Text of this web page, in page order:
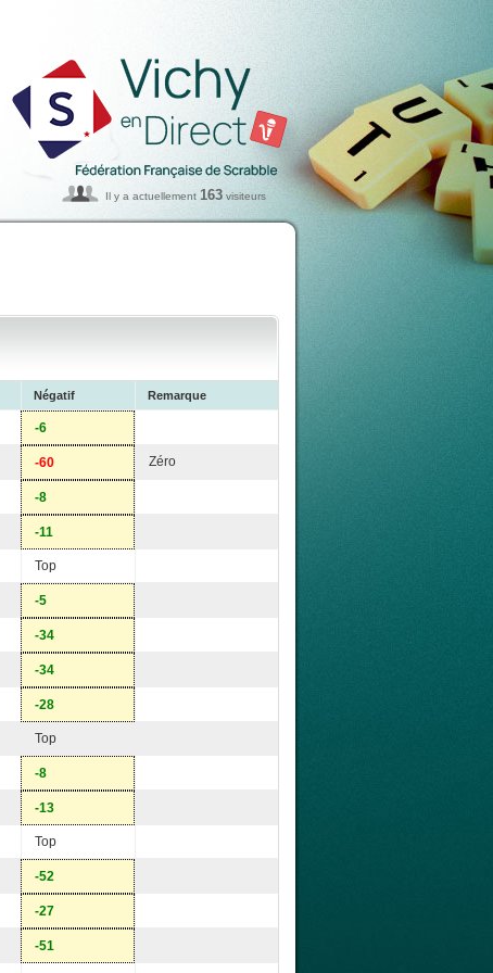
Il y a actuellement 163 visiteurs
Négatif Remarque
-6
-60 Zéro
-8
-11
Top
-5
-34
-34
-28
Top
-8
-13
Top
-52
-27
-51